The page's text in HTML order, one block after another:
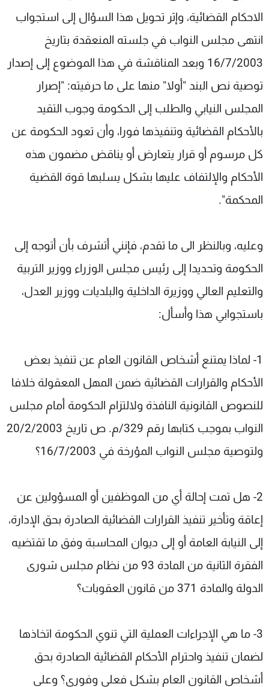
الاحكام القضائية، وإثر تحويل هذا السؤال إلى استجواب
انتهى مجلس النواب في جلسته المنعقدة بتاريخ
16/7/2003 وبعد المناقشة في هذا الموضوع إلى إصدار
توصية نص البند "أولا" منها على ما حرفيته: "إصرار
المجلس النيابي والطلب إلى الحكومة وجوب التقيد
بالأحكام القضائية وتنفيذها فورا، وأن تعود الحكومة عن
كل مرسوم أو قرار يتعارض أو يناقض مضمون هذه
الأحكام والإلتفاف عليها بشكل يسلبها قوة القضية
المحكمة".
وعليه، وبالنظر الى ما تقدم، فإنني أتشرف بأن أتوجه إلى
الحكومة وتحديدا إلى رئيس مجلس الوزراء ووزير التربية
والتعليم العالي ووزيرة الداخلية والبلديات ووزير العدل،
باستجوابي هذا وأسأل:
1- لماذا يمتنع أشخاص القانون العام عن تنفيذ بعض
الأحكام والقرارات القضائية ضمن المهل المعقولة خلافا
للنصوص القانونية النافذة ولالتزام الحكومة أمام مجلس
النواب بموجب كتابها رقم 329/م. ص تاريخ 20/2/2003
ولتوصية مجلس النواب المؤرخة في 16/7/2003؟
2- هل تمت إحالة أي من الموظفين أو المسؤولين عن
إعاقة وتأخير تنفيذ القرارات القضائية الصادرة بحق الإدارة،
إلى النيابة العامة أو إلى ديوان المحاسبة وفق ما تقتضيه
الفقرة الثانية من المادة 93 من نظام مجلس شورى
الدولة والمادة 371 من قانون العقوبات؟
3- ما هي الإجراءات العملية التي تنوي الحكومة اتخاذها
لضمان تنفيذ واحترام الأحكام القضائية الصادرة بحق
أشخاص القانون العام بشكل فعلي وفوري؟ وعلى